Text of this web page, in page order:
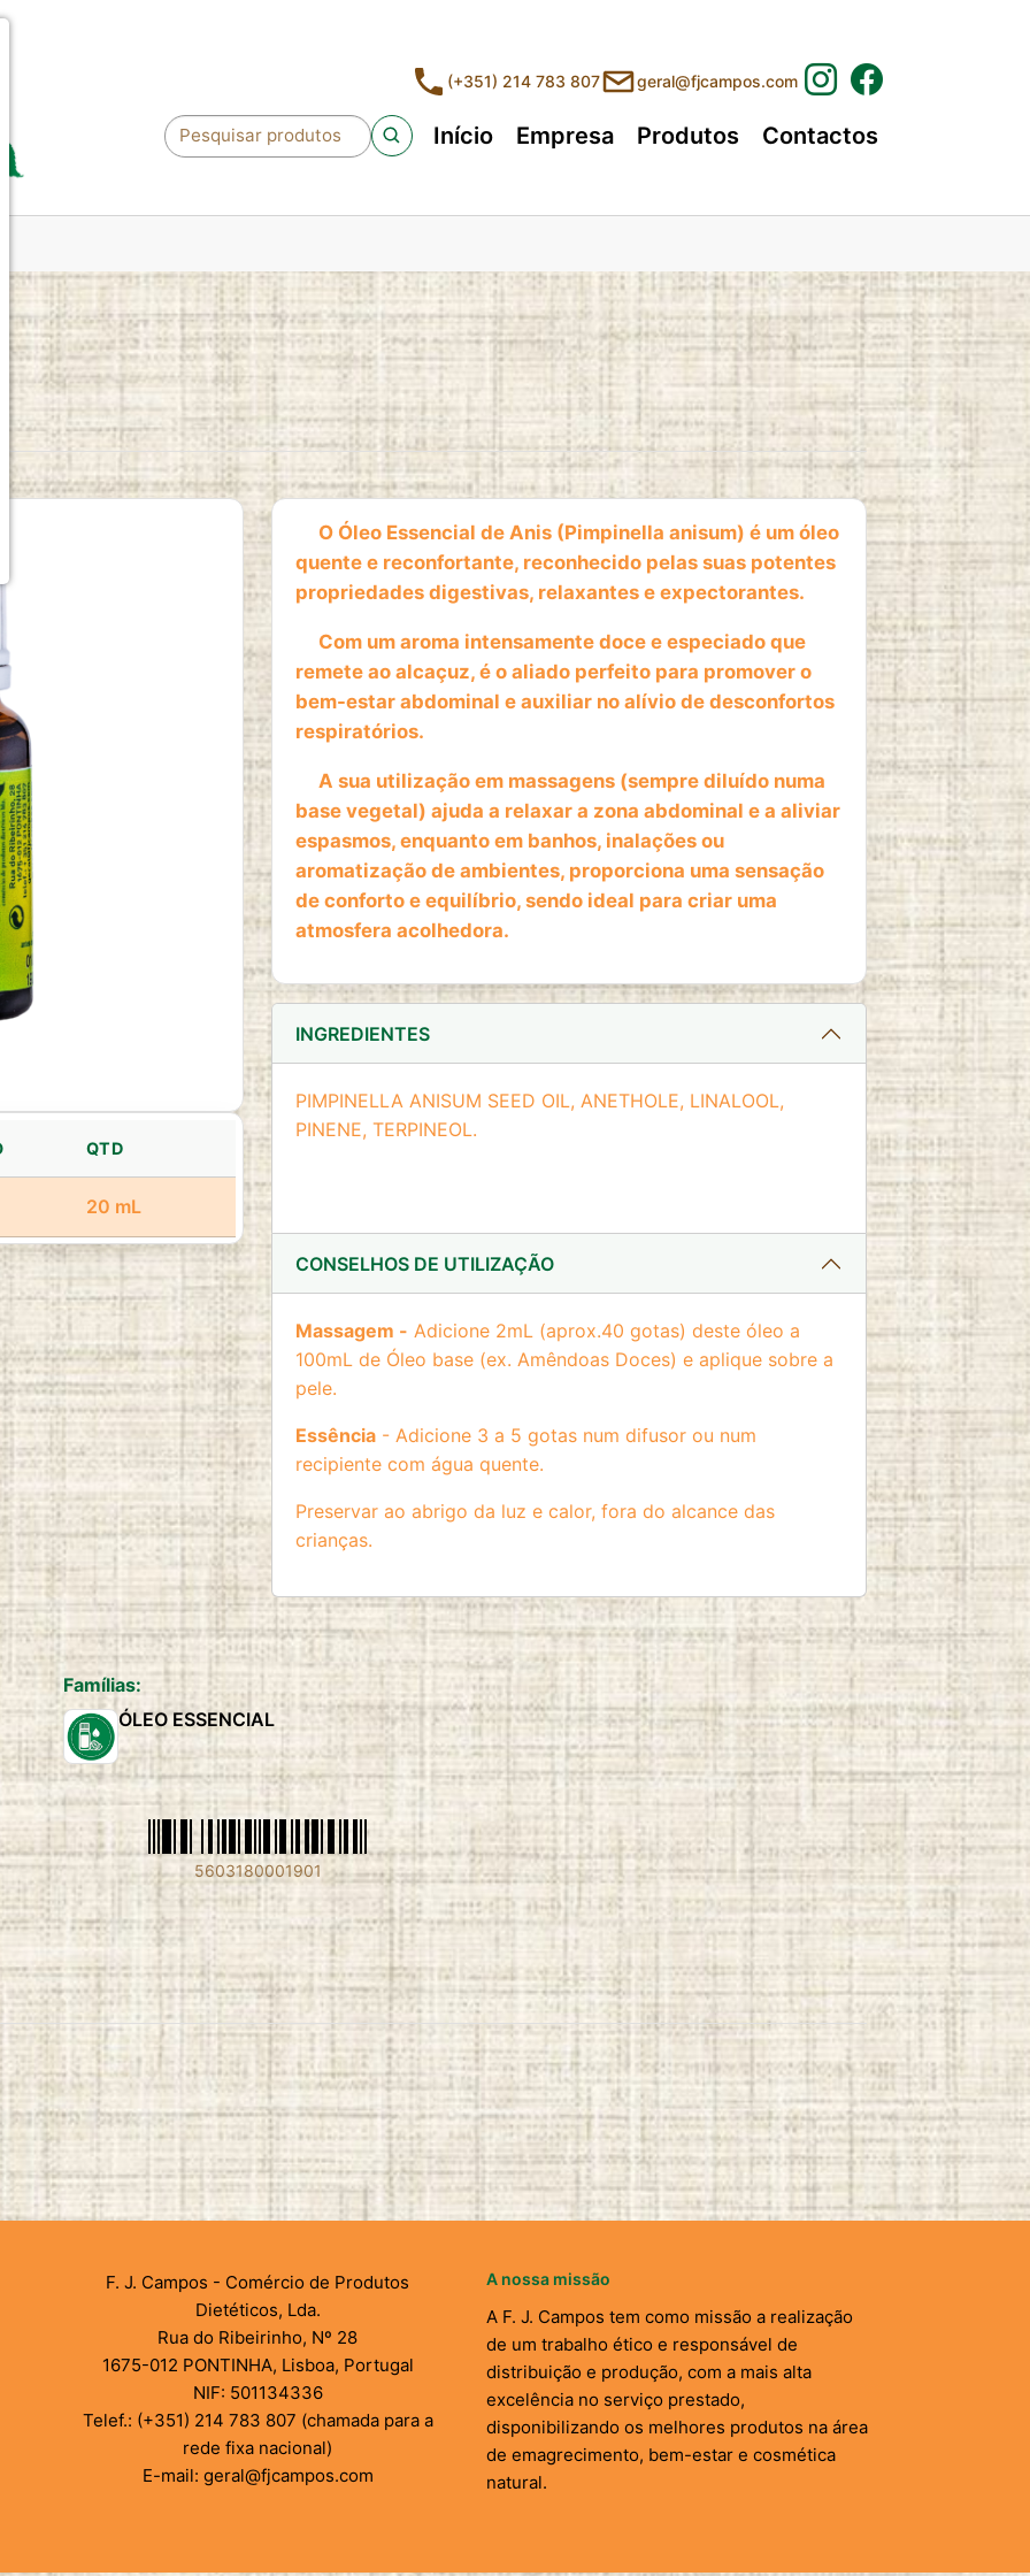
(+351) 214 783 807 geral@fjcampos.com
Pesquisar Início Empresa Produtos Contactos
QTD
20 mL
O Óleo Essencial de Anis (Pimpinella anisum) é um óleo
quente e reconfortante, reconhecido pelas suas potentes
propriedades digestivas, relaxantes e expectorantes.
Com um aroma intensamente doce e especiado que
remete ao alcaçuz, é o aliado perfeito para promover o
bem-estar abdominal e auxiliar no alívio de desconfortos
respiratórios.
A sua utilização em massagens (sempre diluído numa
base vegetal) ajuda a relaxar a zona abdominal e a aliviar
espasmos, enquanto em banhos, inalações ou
aromatização de ambientes, proporciona uma sensação
de conforto e equilíbrio, sendo ideal para criar uma
atmosfera acolhedora.
INGREDIENTES
PIMPINELLA ANISUM SEED OIL, ANETHOLE, LINALOOL,
PINENE, TERPINEOL.
CONSELHOS DE UTILIZAÇÃO
Massagem - Adicione 2mL (aprox.40 gotas) deste óleo a
100mL de Óleo base (ex. Amêndoas Doces) e aplique sobre a
pele.
Essência - Adicione 3 a 5 gotas num difusor ou num
recipiente com água quente.
Preservar ao abrigo da luz e calor, fora do alcance das
crianças.
Famílias:
ÓLEO ESSENCIAL
5603180001901
F. J. Campos - Comércio de Produtos
Dietéticos, Lda.
Rua do Ribeirinho, Nº 28
1675-012 PONTINHA, Lisboa, Portugal
NIF: 501134336
Telef.: (+351) 214 783 807 (chamada para a
rede fixa nacional)
E-mail: geral@fjcampos.com
A nossa missão
A F. J. Campos tem como missão a realização
de um trabalho ético e responsável de
distribuição e produção, com a mais alta
excelência no serviço prestado,
disponibilizando os melhores produtos na área
de emagrecimento, bem-estar e cosmética
natural.